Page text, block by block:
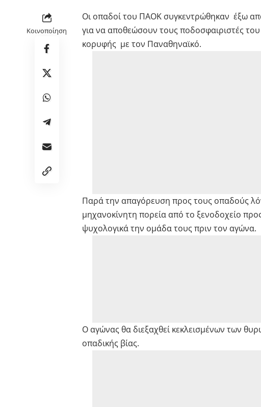
Κοινοποίηση
Οι οπαδοί του ΠΑΟΚ συγκεντρώθηκαν έξω
για να αποθεώσουν τoυς ποδοσφαιριστές
κορυφής με τον Παναθηναϊκό.
Παρά την απαγόρευση προς τους οπαδούς
μηχανοκίνητη πορεία από το ξενοδοχείο
ψυχολογικά την ομάδα τους πριν τον αγώνα.
Ο αγώνας θα διεξαχθεί κεκλεισμένων των
οπαδικής βίας.